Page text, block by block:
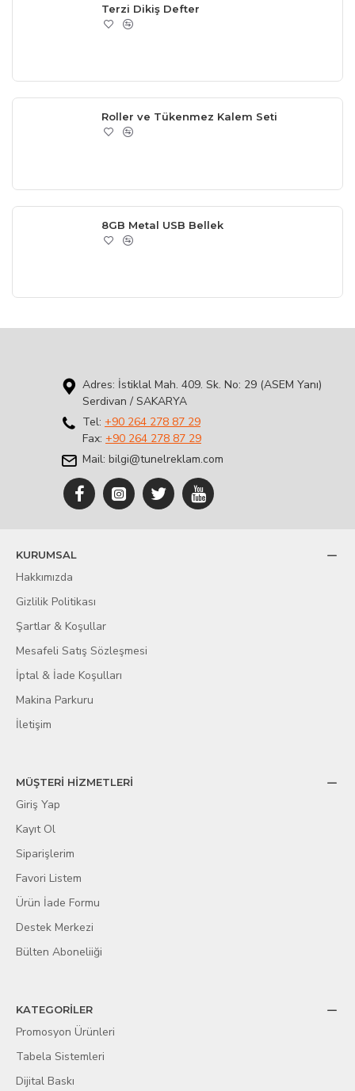
Terzi Dikiş Defter
Roller ve Tükenmez Kalem Seti
8GB Metal USB Bellek
Adres: İstiklal Mah. 409. Sk. No: 29 (ASEM Yanı)
Serdivan / SAKARYA
Tel: +90 264 278 87 29
Fax: +90 264 278 87 29
Mail: bilgi@tunelreklam.com
KURUMSAL
Hakkımızda
Gizlilik Politikası
Şartlar & Koşullar
Mesafeli Satış Sözleşmesi
İptal & İade Koşulları
Makina Parkuru
İletişim
MÜŞTERİ HİZMETLERİ
Giriş Yap
Kayıt Ol
Siparişlerim
Favori Listem
Ürün İade Formu
Destek Merkezi
Bülten Aboneliiği
KATEGORİLER
Promosyon Ürünleri
Tabela Sistemleri
Dijital Baskı